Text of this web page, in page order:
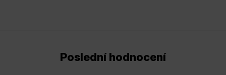
Poslední hodnocení